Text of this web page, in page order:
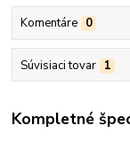
Komentáre 0
Súvisiaci tovar 1
Kompletné